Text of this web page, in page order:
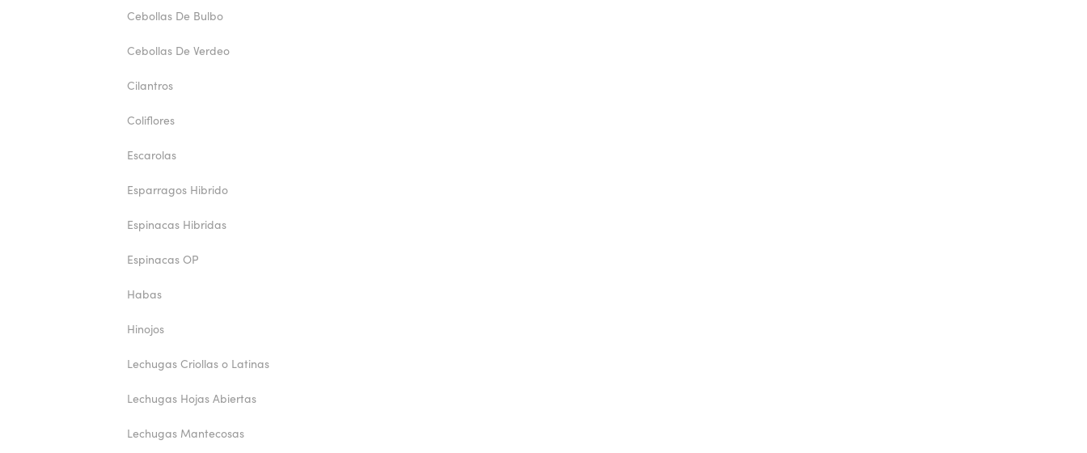
Cebollas De Bulbo
Cebollas De Verdeo
Cilantros
Coliflores
Escarolas
Esparragos Hibrido
Espinacas Hibridas
Espinacas OP
Habas
Hinojos
Lechugas Criollas o Latinas
Lechugas Hojas Abiertas
Lechugas Mantecosas